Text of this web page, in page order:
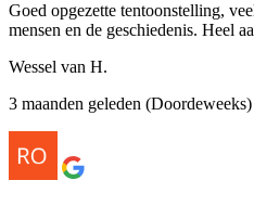
Goed opgezette tentoonstelling,
mensen en de geschiedenis. Heel
Wessel van H.
3 maanden geleden (Doordeweeks)